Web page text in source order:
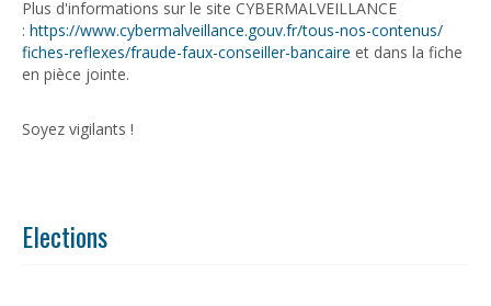
Plus d'informations sur le site CYBERMALVEILLANCE
: https://www.cybermalveillance.gouv.fr/tous-nos-contenus/
fiches-reflexes/fraude-faux-conseiller-bancaire et dans la fiche
en pièce jointe.
Soyez vigilants !
Elections